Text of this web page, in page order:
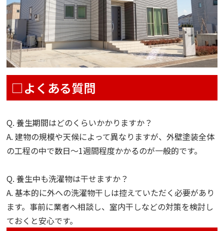
□よくある質問
Q. 養生期間はどのくらいかかりますか？
A. 建物の規模や天候によって異なりますが、外壁塗装全体
の工程の中で数日〜1週間程度かかるのが一般的です。
Q. 養生中も洗濯物は干せますか？
A. 基本的に外への洗濯物干しは控えていただく必要があり
ます。事前に業者へ相談し、室内干しなどの対策を検討し
ておくと安心です。